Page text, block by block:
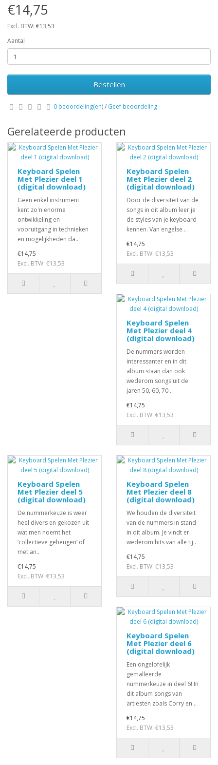
€14,75
Excl. BTW: €13,53
Aantal
Bestellen
0 beoordeling(en)/ Geef beoordeling
Gerelateerde producten
Keyboard Spelen
Met Plezier deel 1
(digital download)
Geen enkel instrument
kent zo'n enorme
ontwikkeling en
vooruitgang in technieken
en mogelijkheden da..
€14,75
Excl. BTW: €13,53
Keyboard Spelen
Met Plezier deel 2
(digital download)
Door de diversiteit van de
songs in dit album leer je
de styles van je keyboard
kennen. Van engelse ..
€14,75
Excl. BTW: €13,53
Keyboard Spelen
Met Plezier deel 4
(digital download)
De nummers worden
interessanter en in dit
album staan dan ook
wederom songs uit de
jaren 50, 60, 70 ..
€14,75
Excl. BTW: €13,53
Keyboard Spelen
Met Plezier deel 5
(digital download)
De nummerkeuze is weer
heel divers en gekozen uit
wat men noemt het
‘collectieve geheugen’ of
met an..
€14,75
Excl. BTW: €13,53
Keyboard Spelen
Met Plezier deel 8
(digital download)
We houden de diversiteit
van de nummers in stand
in dit album. Je vindt er
wederom hits van alle tij..
€14,75
Excl. BTW: €13,53
Keyboard Spelen
Met Plezier deel 6
(digital download)
Een ongelofelijk
gemalleerde
nummerkeuze in deel 6! In
dit album songs van
artiesten zoals Corry en ..
€14,75
Excl. BTW: €13,53